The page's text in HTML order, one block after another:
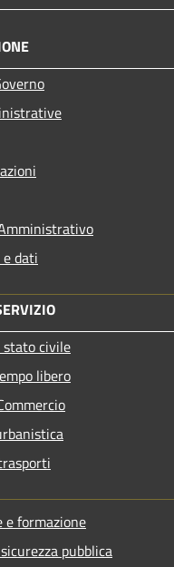
dati
stato civile
libero
e formazione
pubblica